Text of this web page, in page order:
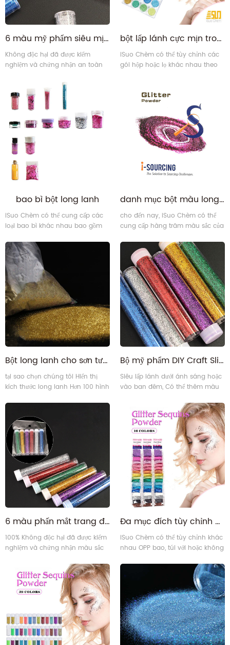
6 màu mỹ phẩm siêu mịn Nail Art Face Body Eye Festival Glitter Powder Set
Không độc hại đã được kiểm
nghiệm và chứng nhận an toàn
Chất nhờn, Mỹ phẩm, Nghệ thuật
học đường & Thủ công mỹ nghệ,
Móng tay, Khuôn mặt, Lễ hội, Tóc,
Cơ thể, Bữa tiệc & Trang trí Quà
tặng cho Ngày lễ.
bột lấp lánh cực mịn trong hộp cho Cơ thể, Mặt, Chất nhờn, đồ thủ công
iSuo Chèm có thể tùy chỉnh các
gói hộp hoặc lọ khác nhau theo
bao bì bột long lanh
iSuo Chèm có thể cung cấp các
loại bao bì khác nhau bao gồm
chai thủy tinh và các loại bao bì
khác dựa trên yêu cầu của khách
hàng. Chúng tôi có dây chuyền
đóng gói bột long lanh của riêng
mình cái nào có thể lấp đầy 2
gam ~ 25kg trong các gói khác
nhau23
danh mục bột màu long lanh
cho đến nay, iSuo Chèm có thể
cung cấp hàng trăm màu sắc của
Chúng tôi cũng có thể tùy chỉnh
một số màu mới dựa trên yêu cầu
của khách hàng
Bột long lanh cho sơn tường
tại sao chọn chúng tôi Hiển thị
kích thước long lanh Hơn 100 hình
trình sản xuất Đảm bảo chất lượng
Chứng chỉ
Bộ mỹ phẩm DIY Craft Slime Fine Glitter Powder Set
Siêu lấp lánh dưới ánh sáng hoặc
vào ban đêm, Có thể thêm màu
bạn. Nó có thể được sử dụng để
trang trí móc khóa nhựa, vỏ điện
thoại, móng tay và nghệ thuật
trên cơ thể của bạn, v.v.
6 màu phấn mắt trang điểm móng tay nghệ thuật long lanh bộ bột
100% Không độc hại đã được kiểm
nghiệm và chứng nhận màu sắc
với nhựa Epoxy (sàn Epoxy long
lanh, long lanh epoxy), Chất
nhờn, Mỹ phẩm, Nghệ thuật học
đường & Thủ công mỹ nghệ, Móng
tay, Khuôn mặt, Lễ hội, Tóc, Cơ thể,
Bữa tiệc & Trang trí quà tặng cho
ngày lễ23
Đa mục đích tùy chỉnh bụi long lanh trong túi cho slime thủ công buổi tiệc
iSuo Chèm có thể tùy chỉnh khác
nhau OPP bao, túi với hoặc không
màu khác nhau dựa trên nhu cầu
của khách hàng